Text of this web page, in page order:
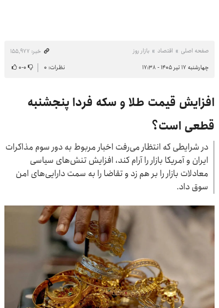
صفحه اصلی اقتصاد بازار روز
خبر: ۱۵۵٬۹۷۷
چهارشنبه ۱۷ تیر ۱۴۰۵ - ۱۷:۳۸
نظرات: ۰ ۰-۰
افزایش قیمت طلا و سکه فردا پنجشنبه
قطعی است؟
در شرایطی که انتظار می‌رفت اخبار مربوط به دور سوم مذاکرات
ایران و آمریکا بازار را آرام کند، افزایش تنش‌های سیاسی
معادلات بازار را بر هم زد و تقاضا را به سمت دارایی‌های امن
سوق داد.